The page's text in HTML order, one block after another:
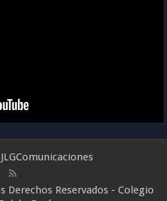
JLGComunicaciones
Derechos Reservados - Colegio